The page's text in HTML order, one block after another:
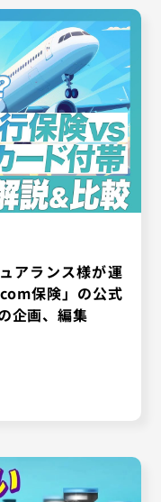
アランス様が運
保険」の公式
企画、編集